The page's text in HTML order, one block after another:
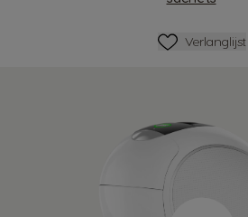
Verlanglijstje
Verlanglijst